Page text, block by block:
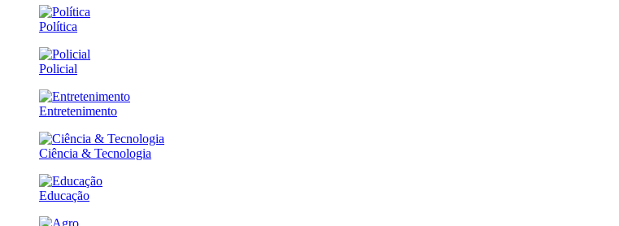
Política
Policial
Entretenimento
Ciência & Tecnologia
Educação